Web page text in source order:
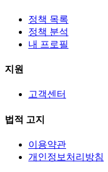
정책 목록
정책 분석
내 프로필
지원
고객센터
법적 고지
이용약관
개인정보처리방침